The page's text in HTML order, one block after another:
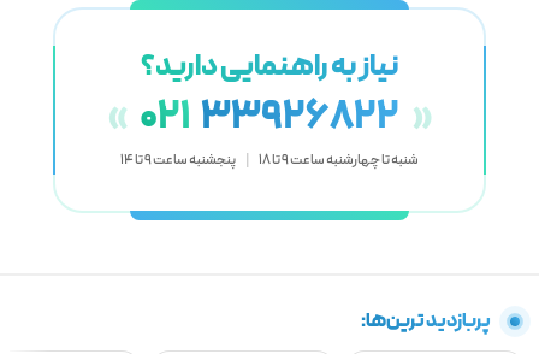
نیاز به راهنمایی دارید؟
« 021 33926822 »
شنبه تا چهارشنبه ساعت 9 تا 18 | پنجشنبه ساعت 9 تا 14
پربازدید ترین‌ها: